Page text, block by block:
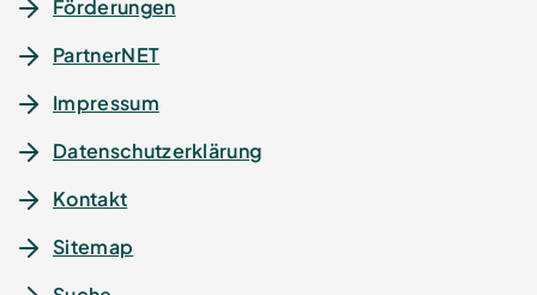
Förderungen
PartnerNET
Impressum
Datenschutz­erklärung
Kontakt
Sitemap